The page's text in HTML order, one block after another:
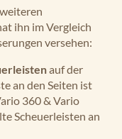
ihn im Vergleich
versehen:
auf der
an den Seiten ist
360 & Vario
Scheuerleisten an